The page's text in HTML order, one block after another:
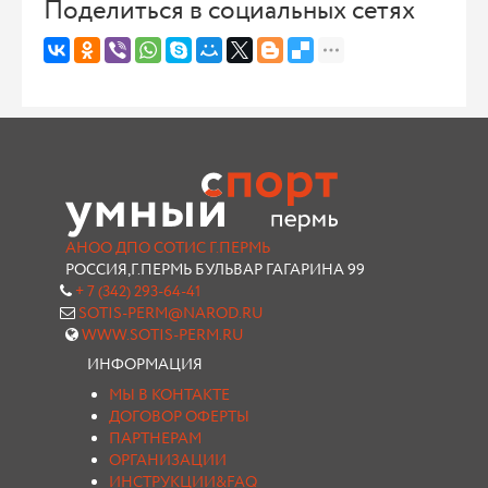
Поделиться в социальных сетях
АНОО ДПО СОТИС Г.ПЕРМЬ
РОССИЯ,Г.ПЕРМЬ БУЛЬВАР ГАГАРИНА 99
+ 7 (342) 293-64-41
SOTIS-PERM@NAROD.RU
WWW.SOTIS-PERM.RU
ИНФОРМАЦИЯ
МЫ В КОНТАКТЕ
ДОГОВОР ОФЕРТЫ
ПАРТНЕРАМ
ОРГАНИЗАЦИИ
ИНСТРУКЦИИ&FAQ